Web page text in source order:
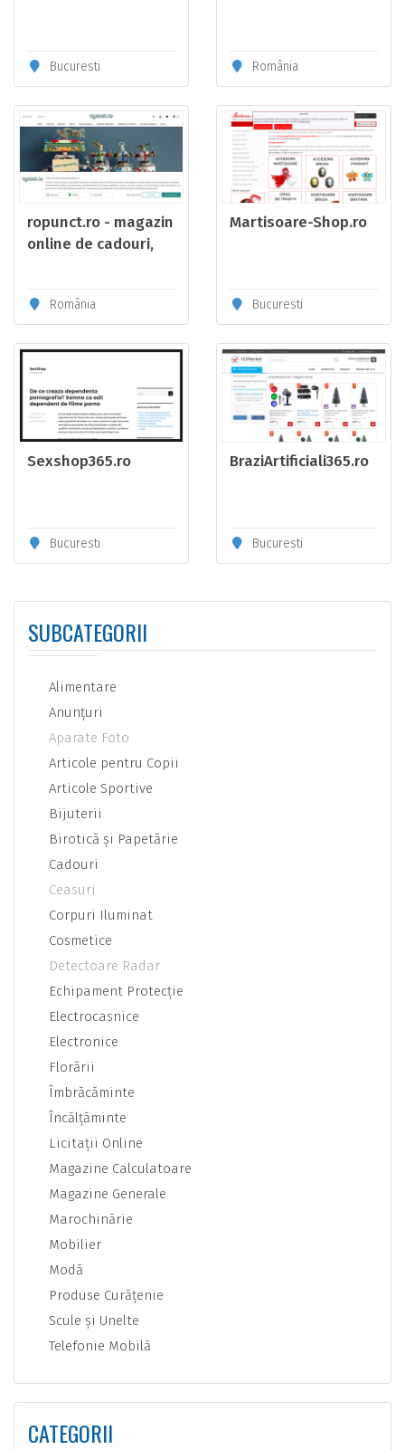
Bucuresti România
ropunct.ro - magazin
online de cadouri,
accesorii copii
România
Martisoare-Shop.ro
Bucuresti
Sexshop365.ro
Bucuresti
BraziArtificiali365.ro
Bucuresti
SUBCATEGORII
Alimentare
Anunţuri
Aparate Foto
Articole pentru Copii
Articole Sportive
Bijuterii
Birotică şi Papetărie
Cadouri
Ceasuri
Corpuri Iluminat
Cosmetice
Detectoare Radar
Echipament Protecţie
Electrocasnice
Electronice
Florării
Îmbrăcăminte
Încălţăminte
Licitaţii Online
Magazine Calculatoare
Magazine Generale
Marochinărie
Mobilier
Modă
Produse Curăţenie
Scule şi Unelte
Telefonie Mobilă
CATEGORII